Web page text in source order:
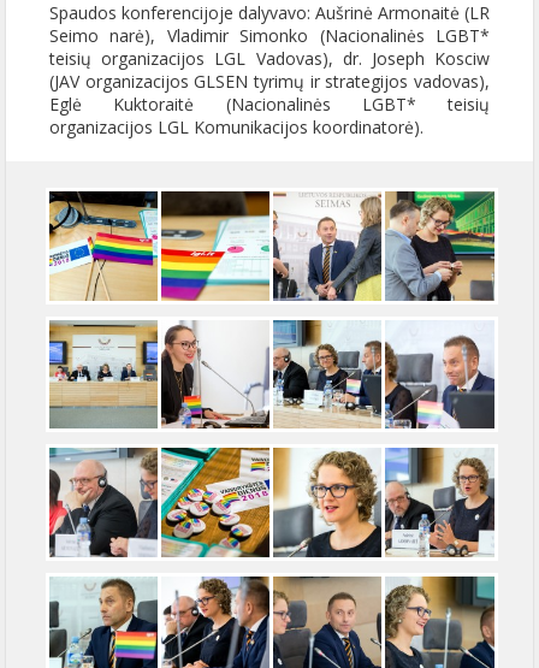
Spaudos konferencijoje dalyvavo: Aušrinė Armonaitė (LR
Seimo narė), Vladimir Simonko (Nacionalinės LGBT*
teisių organizacijos LGL Vadovas), dr. Joseph Kosciw
(JAV organizacijos GLSEN tyrimų ir strategijos vadovas),
Eglė Kuktoraitė (Nacionalinės LGBT* teisių
organizacijos LGL Komunikacijos koordinatorė).